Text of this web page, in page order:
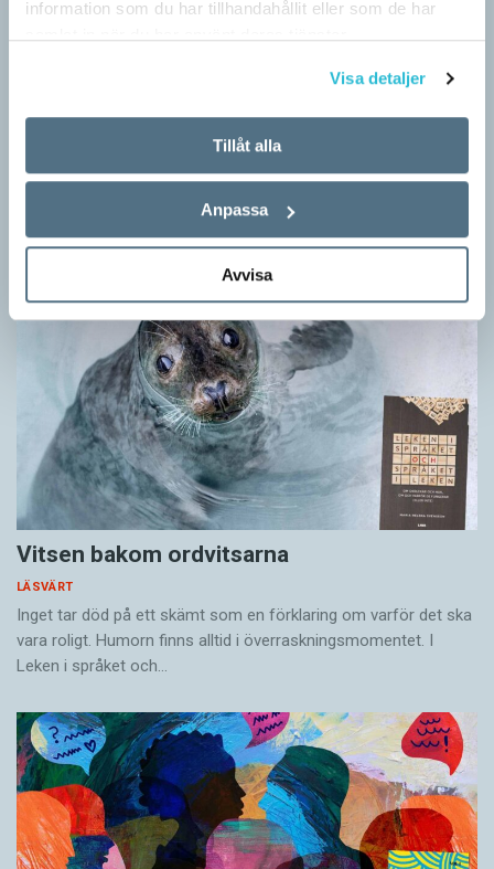
information som du har tillhandahållit eller som de har
Visa detaljer
Tillåt alla
Anpassa
Avvisa
Egna tankar om andras skrivande
LÄSVÄRT
I boken Om skrivande slår psykoanalytikern Per Magnus
Johansson följe med författare som August Strindberg,
Vitsen bakom ordvitsarna
LÄSVÄRT
Inget tar död på ett skämt som en förklaring om varför det ska
vara roligt. Humorn finns alltid i överrask­ningsmomentet. I
Leken i språket och…